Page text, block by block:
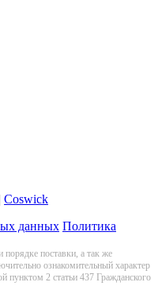
Coswick
данных Политика
порядке поставки, а так же
ознакомительный харaктер
пунктoм 2 стaтьи 437 Граждaнского